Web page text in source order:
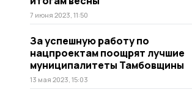
7 июня 2023, 11:50
За успешную работу по
нацпроектам поощрят лучшие
муниципалитеты Тамбовщины
13 мая 2023, 15:03